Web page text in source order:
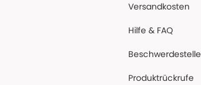
Versandkosten
Hilfe & FAQ
Beschwerdestelle
Produktrückrufe